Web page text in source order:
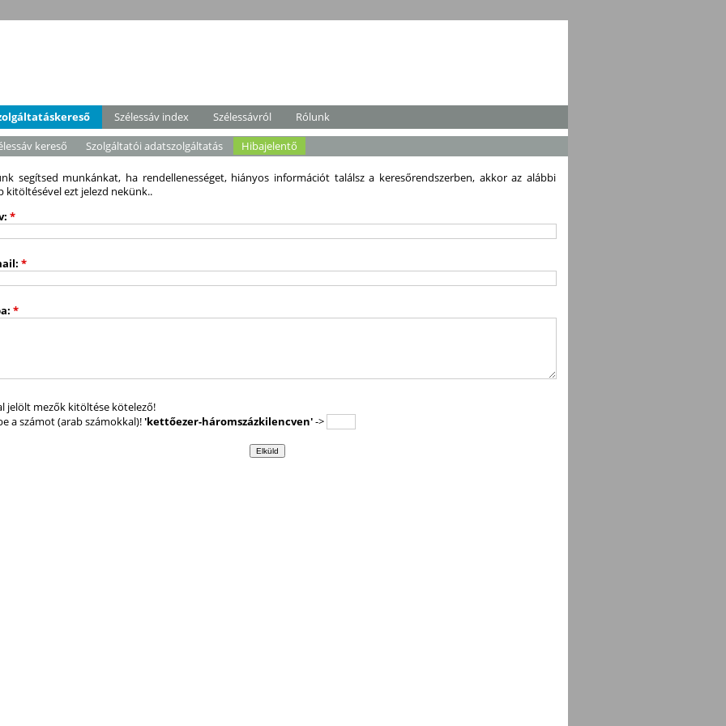
Szélessáv index Szélessávról
Rólunk
kereső
Szolgáltatói adatszolgáltatás Hibajelentő
segítsed munkánkat, ha rendellenességet, hiányos információt találsz a keresőrendszerben, akkor az alábbi
kitöltésével ezt jelezd nekünk..
*
*
*
jelölt mezők kitöltése kötelező!
a számot (arab számokkal)!'kettőezer-háromszázkilencven'->